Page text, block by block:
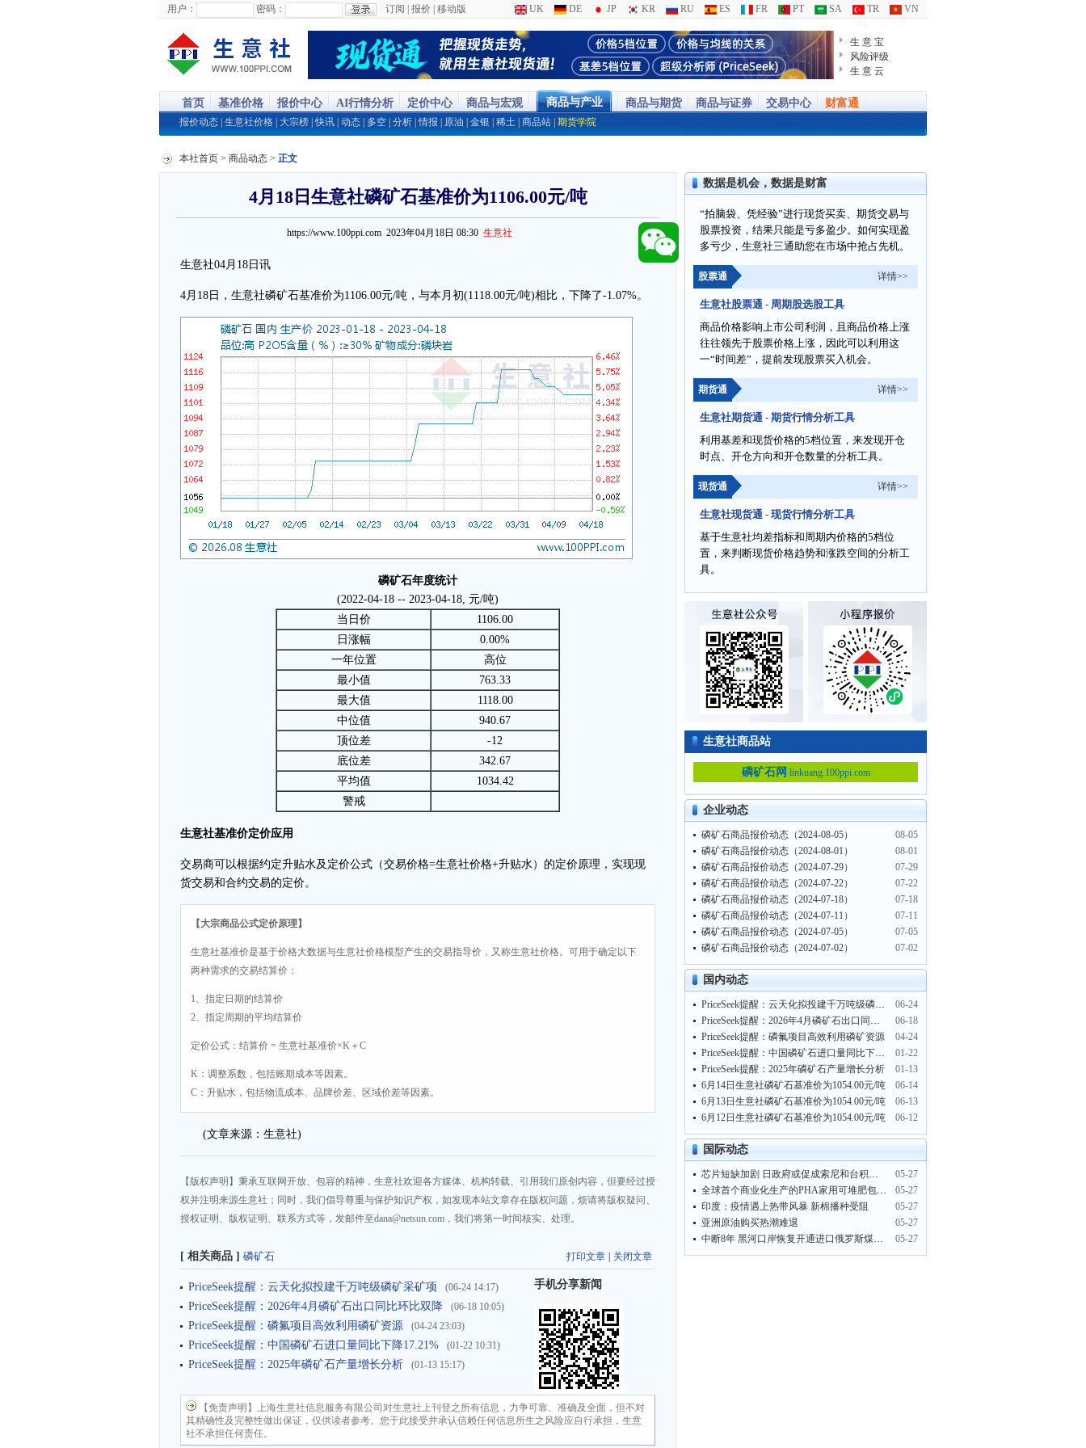
用户： 密码： 订阅 报价 移动版 UK DE JP KR RU ES FR PT SA TR VN
生 意 宝
风险评级
生 意 云
首页 基准价格 报价中心 AI行情分析 定价中心 商品与宏观 商品与产业 商品与期货 商品与证券 交易中心 财富通
报价动态 生意社价格 大宗榜 |快讯 动态 多空 分析 |情报 原油 金银 稀土 商品站 期货学院
本社首页 > 商品动态 > 正文
4月18日生意社磷矿石基准价为1106.00元/吨
https://www.100ppi.com 2023年04月18日 08:30 生意社
生意社04月18日讯
4月18日，生意社磷矿石基准价为1106.00元/吨，与本月初(1118.00元/吨)相比，下降了-1.07%。
磷矿石年度统计
(2022-04-18 -- 2023-04-18, 元/吨)
当日价
1106.00
日涨幅
0.00%
一年位置
高位
最小值
763.33
最大值
1118.00
中位值
940.67
顶位差
-12
底位差
342.67
平均值
1034.42
警戒
生意社基准价定价应用
交易商可以根据约定升贴水及定价公式（交易价格=生意社价格+升贴水）的定价原理，实现现
货交易和合约交易的定价。
【大宗商品公式定价原理】
生意社基准价是基于价格大数据与生意社价格模型产生的交易指导价，又称生意社价格。可用于确定以下
两种需求的交易结算价：
1、指定日期的结算价
2、指定周期的平均结算价
定价公式：结算价 = 生意社基准价×K＋C
K：调整系数，包括账期成本等因素。
C：升贴水，包括物流成本、品牌价差、区域价差等因素。
(文章来源：生意社)
【版权声明】秉承互联网开放、包容的精神，生意社欢迎各方媒体、机构转载、引用我们原创内容，但要经过授
权并注明来源生意社；同时，我们倡导尊重与保护知识产权，如发现本站文章存在版权问题，烦请将版权疑问、
授权证明、版权证明、联系方式等，发邮件至dana@netsun.com，我们将第一时间核实、处理。
打印文章 关闭文章
[ 相关商品 ] 磷矿石
PriceSeek提醒：云天化拟投建千万吨级磷矿采矿项 (06-24 14:17)
PriceSeek提醒：2026年4月磷矿石出口同比环比双降 (06-18 10:05)
PriceSeek提醒：磷氟项目高效利用磷矿资源 (04-24 23:03)
PriceSeek提醒：中国磷矿石进口量同比下降17.21% (01-22 10:31)
PriceSeek提醒：2025年磷矿石产量增长分析 (01-13 15:17)
手机分享新闻
【免责声明】上海生意社信息服务有限公司对生意社上刊登之所有信息，力争可靠、准确及全面，但不对
其精确性及完整性做出保证，仅供读者参考。您于此接受并承认信赖任何信息所生之风险应自行承担，生意
社不承担任何责任。
数据是机会，数据是财富
“拍脑袋、凭经验”进行现货买卖、期货交易与
股票投资，结果只能是亏多盈少。如何实现盈
多亏少，生意社三通助您在市场中抢占先机。
股票通 详情>>
生意社股票通 - 周期股选股工具
商品价格影响上市公司利润，且商品价格上涨
往往领先于股票价格上涨，因此可以利用这
一“时间差”，提前发现股票买入机会。
期货通 详情>>
生意社期货通 - 期货行情分析工具
利用基差和现货价格的5档位置，来发现开仓
时点、开仓方向和开仓数量的分析工具。
现货通 详情>>
生意社现货通 - 现货行情分析工具
基于生意社均差指标和周期内价格的5档位
置，来判断现货价格趋势和涨跌空间的分析工
具。
生意社商品站
磷矿石网 linkuang.100ppi.com
企业动态
磷矿石商品报价动态（2024-08-05）
08-05
磷矿石商品报价动态（2024-08-01）
08-01
磷矿石商品报价动态（2024-07-29）
07-29
磷矿石商品报价动态（2024-07-22）
07-22
磷矿石商品报价动态（2024-07-18）
07-18
磷矿石商品报价动态（2024-07-11）
07-11
磷矿石商品报价动态（2024-07-05）
07-05
磷矿石商品报价动态（2024-07-02）
07-02
国内动态
PriceSeek提醒：云天化拟投建千万吨级磷矿采矿项目
06-24
PriceSeek提醒：2026年4月磷矿石出口同比环比双降
06-18
PriceSeek提醒：磷氟项目高效利用磷矿资源
04-24
PriceSeek提醒：中国磷矿石进口量同比下降17.21%
01-22
PriceSeek提醒：2025年磷矿石产量增长分析
01-13
6月14日生意社磷矿石基准价为1054.00元/吨
06-14
6月13日生意社磷矿石基准价为1054.00元/吨
06-13
6月12日生意社磷矿石基准价为1054.00元/吨
06-12
国际动态
芯片短缺加剧 日政府或促成索尼和台积电建厂
05-27
全球首个商业化生产的PHA家用可堆肥包装薄膜面世
05-27
印度：疫情遇上热带风暴 新棉播种受阻
05-27
亚洲原油购买热潮难退
05-27
中断8年 黑河口岸恢复开通进口俄罗斯煤炭航线
05-27